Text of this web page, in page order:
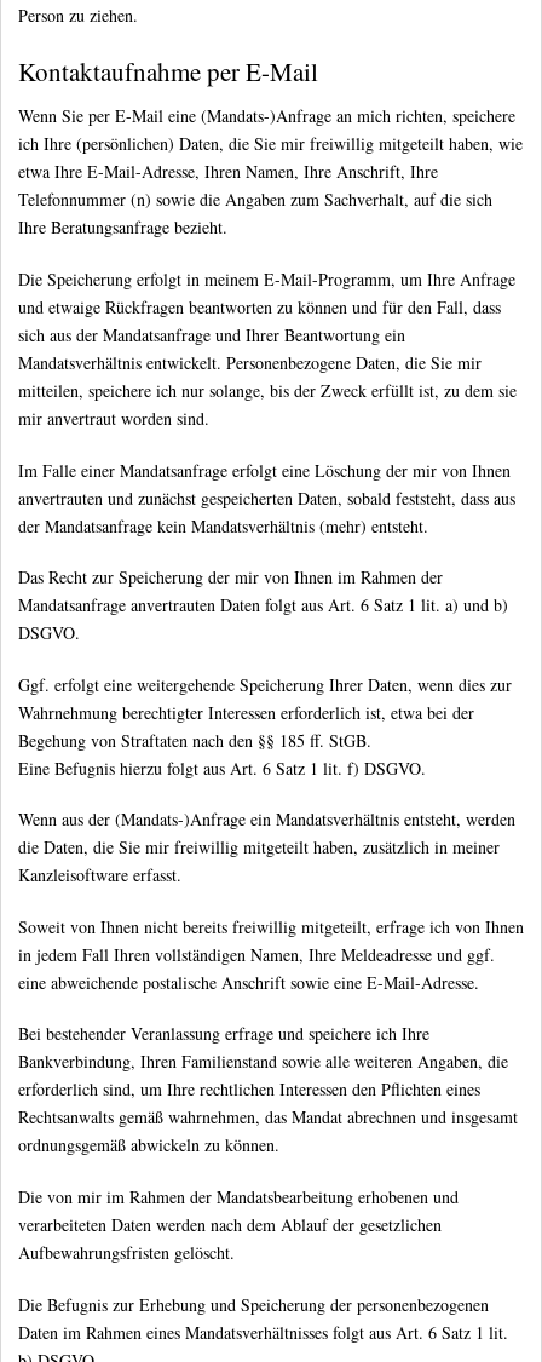
Person zu ziehen.
Kontaktaufnahme per E-Mail
Wenn Sie per E-Mail eine (Mandats-)Anfrage an mich richten, speichere
ich Ihre (persönlichen) Daten, die Sie mir freiwillig mitgeteilt haben, wie
etwa Ihre E-Mail-Adresse, Ihren Namen, Ihre Anschrift, Ihre
Telefonnummer (n) sowie die Angaben zum Sachverhalt, auf die sich
Ihre Beratungsanfrage bezieht.
Die Speicherung erfolgt in meinem E-Mail-Programm, um Ihre Anfrage
und etwaige Rückfragen beantworten zu können und für den Fall, dass
sich aus der Mandatsanfrage und Ihrer Beantwortung ein
Mandatsverhältnis entwickelt. Personenbezogene Daten, die Sie mir
mitteilen, speichere ich nur solange, bis der Zweck erfüllt ist, zu dem sie
mir anvertraut worden sind.
Im Falle einer Mandatsanfrage erfolgt eine Löschung der mir von Ihnen
anvertrauten und zunächst gespeicherten Daten, sobald feststeht, dass aus
der Mandatsanfrage kein Mandatsverhältnis (mehr) entsteht.
Das Recht zur Speicherung der mir von Ihnen im Rahmen der
Mandatsanfrage anvertrauten Daten folgt aus Art. 6 Satz 1 lit. a) und b)
DSGVO.
Ggf. erfolgt eine weitergehende Speicherung Ihrer Daten, wenn dies zur
Wahrnehmung berechtigter Interessen erforderlich ist, etwa bei der
Begehung von Straftaten nach den §§ 185 ff. StGB.
Eine Befugnis hierzu folgt aus Art. 6 Satz 1 lit. f) DSGVO.
Wenn aus der (Mandats-)Anfrage ein Mandatsverhältnis entsteht, werden
die Daten, die Sie mir freiwillig mitgeteilt haben, zusätzlich in meiner
Kanzleisoftware erfasst.
Soweit von Ihnen nicht bereits freiwillig mitgeteilt, erfrage ich von Ihnen
in jedem Fall Ihren vollständigen Namen, Ihre Meldeadresse und ggf.
eine abweichende postalische Anschrift sowie eine E-Mail-Adresse.
Bei bestehender Veranlassung erfrage und speichere ich Ihre
Bankverbindung, Ihren Familienstand sowie alle weiteren Angaben, die
erforderlich sind, um Ihre rechtlichen Interessen den Pflichten eines
Rechtsanwalts gemäß wahrnehmen, das Mandat abrechnen und insgesamt
ordnungsgemäß abwickeln zu können.
Die von mir im Rahmen der Mandatsbearbeitung erhobenen und
verarbeiteten Daten werden nach dem Ablauf der gesetzlichen
Aufbewahrungsfristen gelöscht.
Die Befugnis zur Erhebung und Speicherung der personenbezogenen
Daten im Rahmen eines Mandatsverhältnisses folgt aus Art. 6 Satz 1 lit.